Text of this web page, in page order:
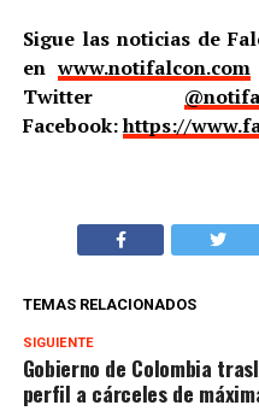
Sigue las noticias de
enwww.notifalcon.com
Twitter
Facebook:https://
TEMAS RELACIONADOS
SIGUIENTE
Gobierno de Colombia
perfil a cárceles de